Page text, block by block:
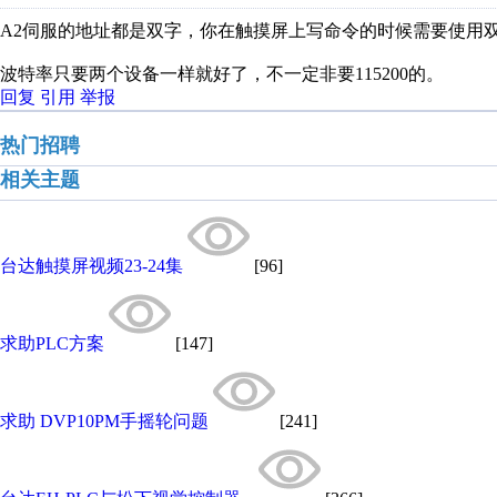
A2伺服的地址都是双字，你在触摸屏上写命令的时候需要使用
波特率只要两个设备一样就好了，不一定非要115200的。
回复 引用 举报
热门招聘
相关主题
台达触摸屏视频23-24集 [96]
求助PLC方案 [147]
求助 DVP10PM手摇轮问题 [241]